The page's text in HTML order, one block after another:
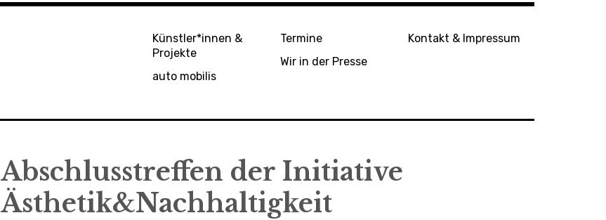
e
Künstler*innen &
Projekte
auto mobilis
Termine
Wir in der Presse
Kontakt & Impressum
Abschlusstreffen der Initiative
Ästhetik&Nachhaltigkeit